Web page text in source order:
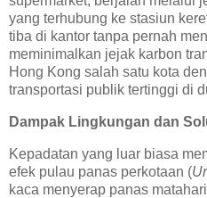
yang terhubung ke stasiun
tiba di kantor tanpa pernah
meminimalkan jejak karbon
Hong Kong salah satu kota
transportasi publik tertinggi di
Dampak Lingkungan dan
Kepadatan yang luar biasa
efek pulau panas perkotaan (
kaca menyerap panas